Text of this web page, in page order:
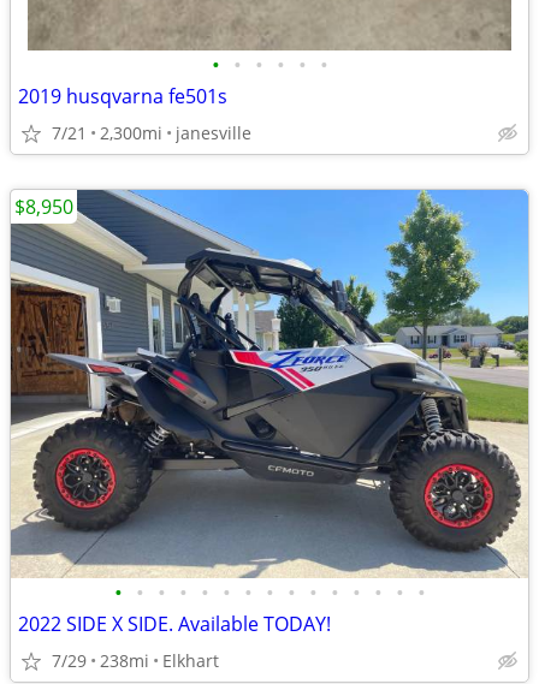
• • • • • •
2019 husqvarna fe501s
7/21 2,300mi janesville
• • • • • • • • • • • • • • •
2022 SIDE X SIDE. Available TODAY!
7/29 238mi Elkhart
$8,950